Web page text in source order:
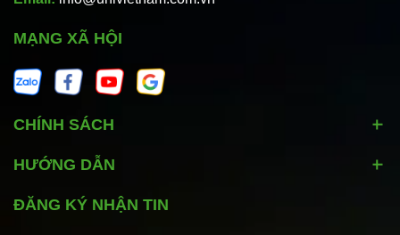
MẠNG XÃ HỘI
CHÍNH SÁCH
HƯỚNG DẪN
ĐĂNG KÝ NHẬN TIN